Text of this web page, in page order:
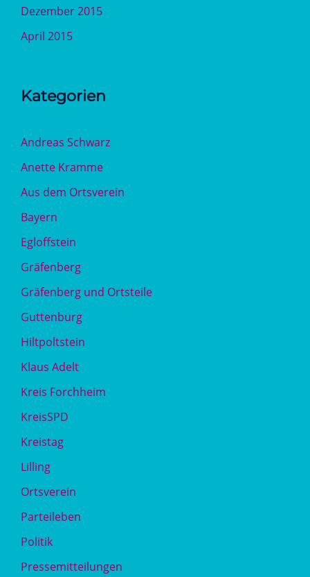
Dezember 2015
April 2015
Kategorien
Andreas Schwarz
Anette Kramme
Aus dem Ortsverein
Bayern
Egloffstein
Gräfenberg
Gräfenberg und Ortsteile
Guttenburg
Hiltpoltstein
Klaus Adelt
Kreis Forchheim
KreisSPD
Kreistag
Lilling
Ortsverein
Parteileben
Politik
Pressemitteilungen